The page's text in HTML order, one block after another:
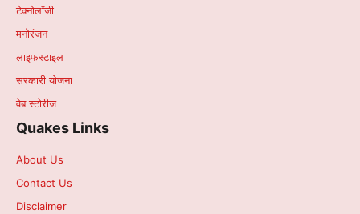
टेक्नोलॉजी
मनोरंजन
लाइफस्टाइल
सरकारी योजना
वेब स्टोरीज
Quakes Links
About Us
Contact Us
Disclaimer